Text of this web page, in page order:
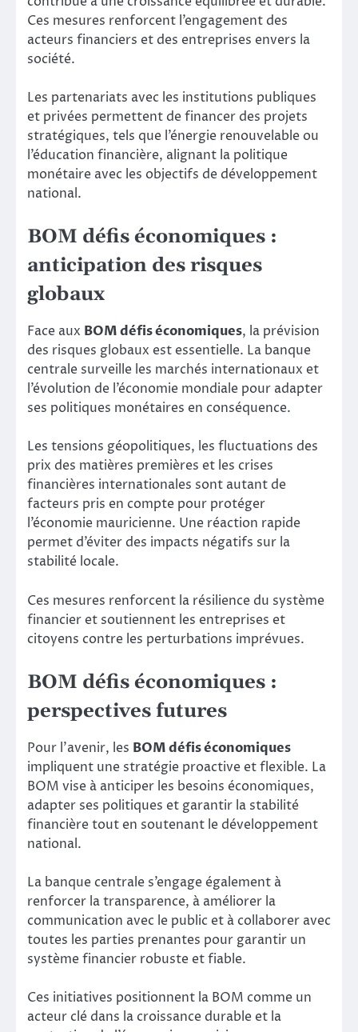
Ces mesures renforcent l’engagement des
acteurs financiers et des entreprises envers la
société.
Les partenariats avec les institutions publiques
et privées permettent de financer des projets
stratégiques, tels que l’énergie renouvelable ou
l’éducation financière, alignant la politique
monétaire avec les objectifs de développement
national.
BOM défis économiques :
anticipation des risques
globaux
Face aux BOM défis économiques, la prévision
des risques globaux est essentielle. La banque
centrale surveille les marchés internationaux et
l’évolution de l’économie mondiale pour adapter
ses politiques monétaires en conséquence.
Les tensions géopolitiques, les fluctuations des
prix des matières premières et les crises
financières internationales sont autant de
facteurs pris en compte pour protéger
l’économie mauricienne. Une réaction rapide
permet d’éviter des impacts négatifs sur la
stabilité locale.
Ces mesures renforcent la résilience du système
financier et soutiennent les entreprises et
citoyens contre les perturbations imprévues.
BOM défis économiques :
perspectives futures
Pour l’avenir, les BOM défis économiques
impliquent une stratégie proactive et flexible. La
BOM vise à anticiper les besoins économiques,
adapter ses politiques et garantir la stabilité
financière tout en soutenant le développement
national.
La banque centrale s’engage également à
renforcer la transparence, à améliorer la
communication avec le public et à collaborer avec
toutes les parties prenantes pour garantir un
système financier robuste et fiable.
Ces initiatives positionnent la BOM comme un
acteur clé dans la croissance durable et la